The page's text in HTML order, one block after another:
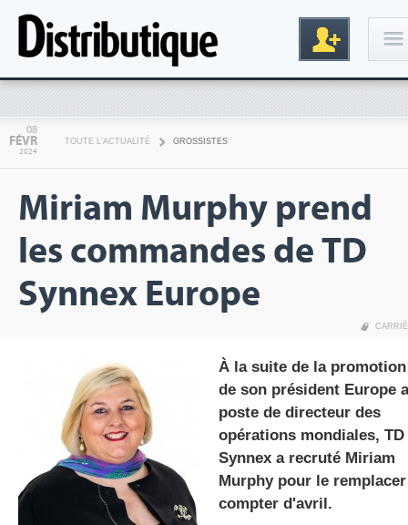
gratuite
08
FÉVR
2024
TOUTE L'ACTUALITÉ GROSSISTES
Miriam Murphy prend
les commandes de TD
Synnex Europe
À la suite de la promotion
de son président Europe
poste de directeur des
opérations mondiales, TD
Synnex a recruté Miriam
Murphy pour le
compter d'avril.